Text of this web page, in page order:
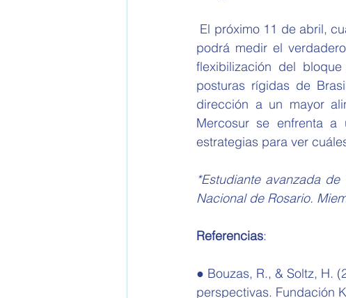
podrá medir el
flexibilización del
posturas rígidas de
dirección a un mayor
Mercosur se enfrenta
estrategias para ver
*Estudiante avanzada
Nacional de Rosario.
Referencias:
● Bouzas, R., & Soltz, H.
perspectivas. Fundación